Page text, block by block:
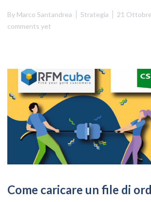
By Marco Santandrea Strategia 21
comments yet
Come caricare un file di